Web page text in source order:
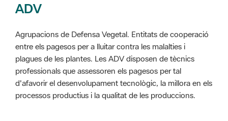
ADV
Agrupacions de Defensa Vegetal. Entitats de cooperació
entre els pagesos per a lluitar contra les malalties i
plagues de les plantes. Les ADV disposen de tècnics
professionals que assessoren els pagesos per tal
d'afavorir el desenvolupament tecnològic, la millora en els
processos productius i la qualitat de les produccions.